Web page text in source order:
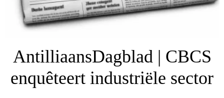
AntilliaansDagblad | CBCS
enquêteert industriële sector